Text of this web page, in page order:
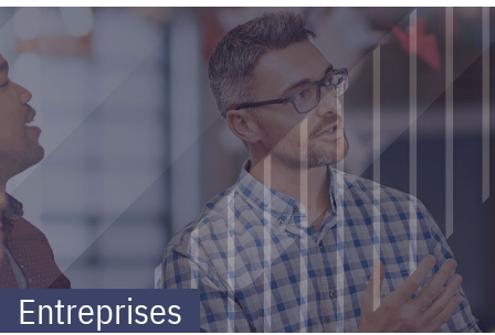
Grenoble
INP
-
UGA
-
Entreprises
Entreprises